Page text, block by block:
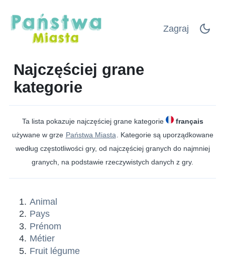
Zagraj
Najczęściej grane
kategorie
Ta lista pokazuje najczęściej grane kategorie
français
używane w grze Państwa Miasta . Kategorie są uporządkowane
według częstotliwości gry, od najczęściej granych do najmniej
granych, na podstawie rzeczywistych danych z gry.
Animal
Pays
Prénom
Métier
Fruit légume